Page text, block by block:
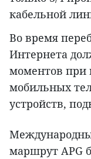
кабельной
Во время
Интернета
моментов при
мобильных
устройств,
маршрут APG